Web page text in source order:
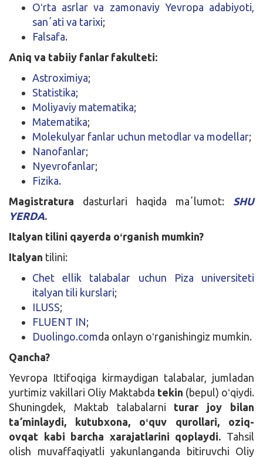
Oʻrta asrlar va zamonaviy Yevropa adabiyoti,
sanʼati va tarixi;
Falsafa.
Aniq va tabiiy fanlar fakulteti:
Astroximiya;
Statistika;
Moliyaviy matematika;
Matematika;
Molekulyar fanlar uchun metodlar va modellar;
Nanofanlar;
Nyevrofanlar;
Fizika.
Magistratura dasturlari haqida maʼlumot: SHU
YERDA.
Italyan tilini qayerda oʻrganish mumkin?
Italyan tilini:
Chet ellik talabalar uchun Piza universiteti
italyan tili kurslari;
ILUSS;
FLUENT IN;
Duolingo.comda onlayn oʻrganishingiz mumkin.
Qancha?
Yevropa Ittifoqiga kirmaydigan talabalar, jumladan
yurtimiz vakillari Oliy Maktabda tekin (bepul) oʻqiydi.
Shuningdek, Maktab talabalarni turar joy bilan
taʼminlaydi, kutubxona, oʻquv qurollari, oziq-
ovqat kabi barcha xarajatlarini qoplaydi. Tahsil
olish muvaffaqiyatli yakunlanganda bitiruvchi Oliy